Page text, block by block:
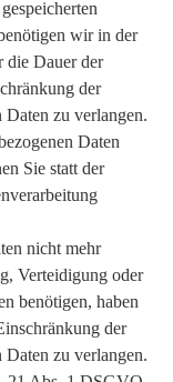
wir in der
die Dauer der
der
Daten zu verlangen.
Daten
Sie statt der
nicht mehr
Verteidigung oder
benötigen, haben
der
Daten zu verlangen.